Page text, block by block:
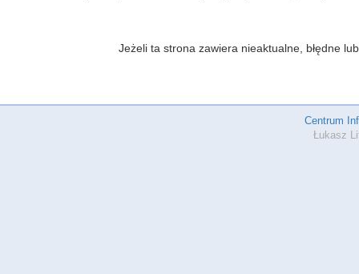
Jeżeli ta strona zawiera nieaktualne, błędne
Centrum
Łukasz